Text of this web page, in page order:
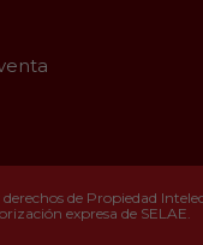
de Propiedad
expresa de SELAE.